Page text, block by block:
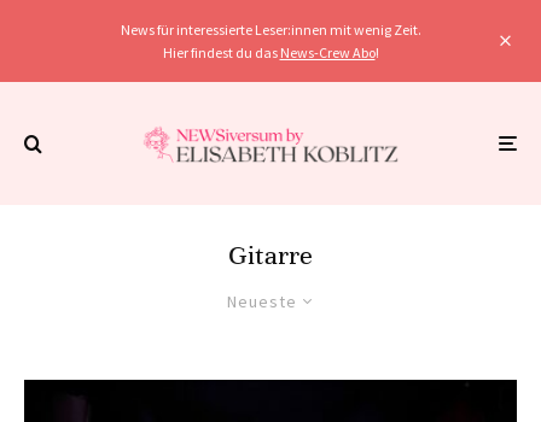
News für interessierte Leser:innen mit wenig Zeit.
Hier findest du das News-Crew Abo!
Gitarre
Neueste